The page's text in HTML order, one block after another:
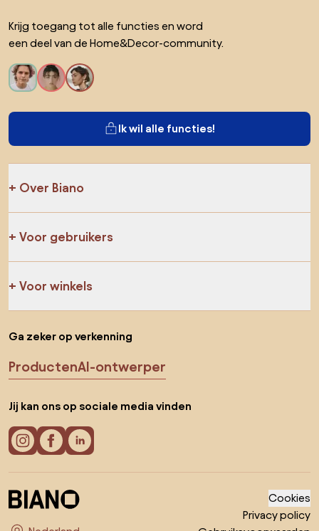
Krijg toegang tot alle functies en word
een deel van de Home&Decor-community.
Ik wil alle functies!
Over Biano
Voor gebruikers
Voor winkels
Ga zeker op verkenning
ProductenAI-ontwerper
Jij kan ons op sociale media vinden
Cookies
Privacy policy